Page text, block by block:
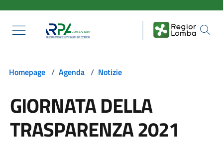
Homepage / Agenda / Notizie
GIORNATA DELLA
TRASPARENZA 2021